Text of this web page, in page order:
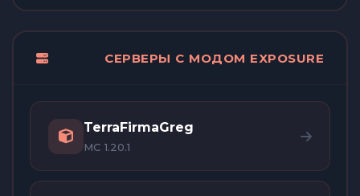
СЕРВЕРЫ С МОДОМ EXPOSURE
TerraFirmaGreg
MC 1.20.1